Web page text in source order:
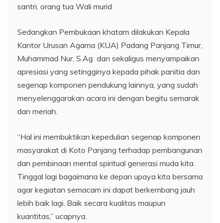
santri, orang tua Wali murid
Sedangkan Pembukaan khatam dilakukan Kepala
Kantor Urusan Agama (KUA) Padang Panjang Timur,
Muhammad Nur, S.Ag dan sekaligus menyampaikan
apresiasi yang setingginya kepada pihak panitia dan
segenap komponen pendukung lainnya, yang sudah
menyelenggarakan acara ini dengan begitu semarak
dan meriah.
“Hal ini membuktikan kepedulian segenap komponen
masyarakat di Koto Panjang terhadap pembangunan
dan pembinaan mental spiritual generasi muda kita.
Tinggal lagi bagaimana ke depan upaya kita bersama
agar kegiatan semacam ini dapat berkembang jauh
lebih baik lagi. Baik secara kualitas maupun
kuantitas,” ucapnya.